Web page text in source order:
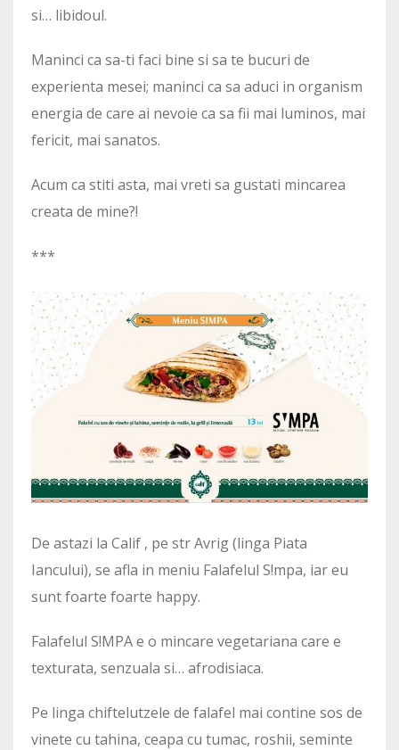
si… libidoul.
Maninci ca sa-ti faci bine si sa te bucuri de
experienta mesei; maninci ca sa aduci in organism
energia de care ai nevoie ca sa fii mai luminos, mai
fericit, mai sanatos.
Acum ca stiti asta, mai vreti sa gustati mincarea
creata de mine?!
***
De astazi la Calif , pe str Avrig (linga Piata
Iancului), se afla in meniu Falafelul S!mpa, iar eu
sunt foarte foarte happy.
Falafelul S!MPA e o mincare vegetariana care e
texturata, senzuala si… afrodisiaca.
Pe linga chiftelutzele de falafel mai contine sos de
vinete cu tahina, ceapa cu tumac, roshii, seminte